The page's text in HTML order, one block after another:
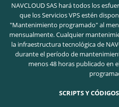
NAVCLOUD SAS hará todos los
que los Servicios VPS estén
"Mantenimiento programado" al
mensualmente. Cualquier
la infraestructura tecnológica de
durante el período de
menos 48 horas publicado en
SCRIPTS Y